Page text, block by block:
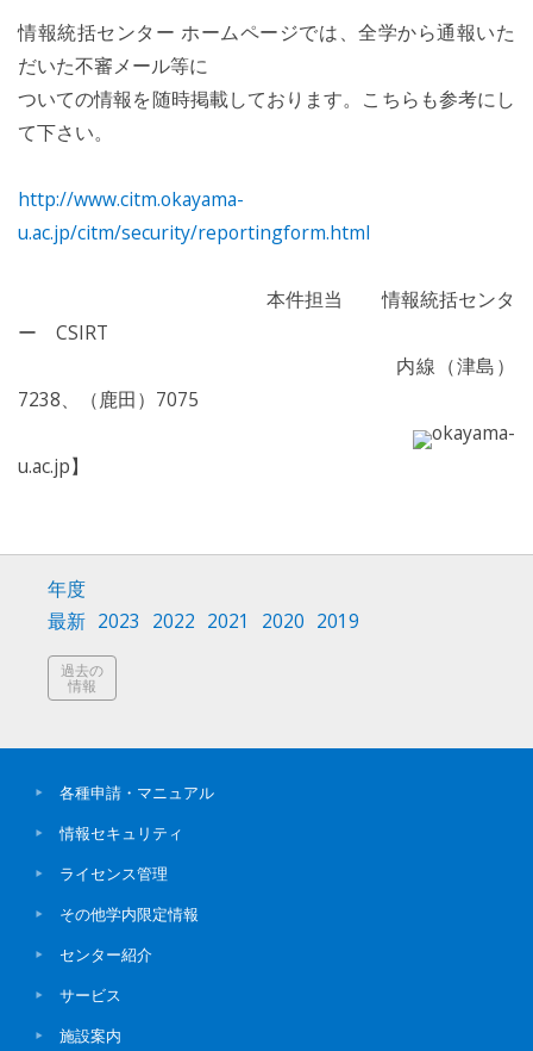
情報統括センター ホームページでは、全学から通報いた
だいた不審メール等に
ついての情報を随時掲載しております。こちらも参考にし
て下さい。
http://www.citm.okayama-
u.ac.jp/citm/security/reportingform.html
本件担当 情報統括センタ
ー CSIRT
内線（津島）
7238、（鹿田）7075
okayama-
u.ac.jp】
年度
最新 2023 2022 2021 2020 2019
過去の
情報
各種申請・マニュアル
情報セキュリティ
ライセンス管理
その他学内限定情報
センター紹介
サービス
施設案内